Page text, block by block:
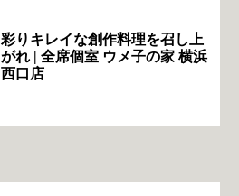
彩りキレイな創作料理を召し上
がれ | 全席個室 ウメ子の家 横浜
西口店